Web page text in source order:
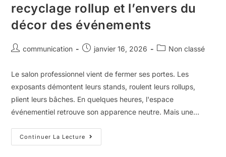
recyclage rollup et l’envers du
décor des événements
communication janvier 16, 2026 Non classé
Le salon professionnel vient de fermer ses portes. Les
exposants démontent leurs stands, roulent leurs rollups,
plient leurs bâches. En quelques heures, l'espace
événementiel retrouve son apparence neutre. Mais une…
Continuer La Lecture